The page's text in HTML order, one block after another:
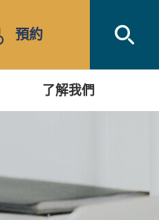
預約
了解我們